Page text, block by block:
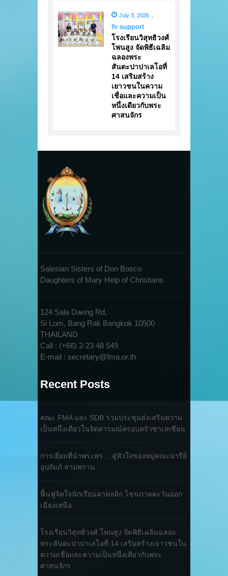
July 3, 2026
By support
โรงเรียนวิสุทธิวงศ์
โพนสูง จัดพิธีเฉลิม
ฉลองพระ
สันตะปาปาเลโอที่
14 เสริมสร้าง
เยาวชนในความ
เชื่อและความเป็น
หนึ่งเดียวกับพระ
ศาสนจักร
Salesian Sisters of Don Bosco
Daughters of Mary Help of Christians
124 Sala Daeng Rd,
Si Lom, Bang Rak Bangkok 10500
THAILAND
Call : (+66) 2-23 48 549
E-mail : secretary@fma.or.th
Recent Posts
คณะ FMA และ SDB ร่วมประชุมส่งเสริมความ
เป็นหนึ่งเดียวในจิตตารมณ์ครอบครัวซาเลเซียน
การเยี่ยมที่นำพระพร… สู่หัวใจของหมู่คณะมารีย์
อุปถัมภ์ สามพราน
ฟื้นฟูจิตใจนักเรียนคาทอลิก โซนภาคตะวันออก
เฉียงเหนือ
โรงเรียนวิสุทธิวงศ์ โพนสูง จัดพิธีเฉลิมฉลอง
พระสันตะปาปาเลโอที่ 14 เสริมสร้างเยาวชนใน
ความเชื่อและความเป็นหนึ่งเดียวกับพระ
ศาสนจักร